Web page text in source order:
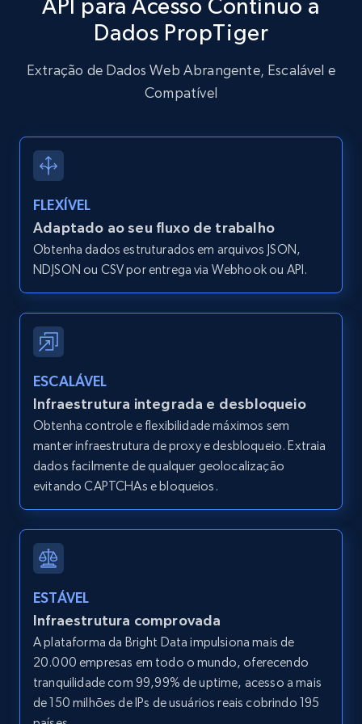
and more.
Search by parameters on zillow and use the
direct link as input
Zpid, City, State, HomeStatus, Address,
IsCurrentSignedInAgentResponsible, Bedrooms,
and more.
12.1K+ 1.3K+ Comece grátis
LinkedIn posts
URL, ID, User id, Use url, Title, Headline, Post
text, Date posted, and more.
11.3K+ 1.5K+ Comece grátis
URL
text, Date posted, and more.
11.3K+ 1.5K+ Comece grátis
API para Acesso Contínuo a
Dados PropTiger
Extração de Dados Web Abrangente, Escalável e
Compatível
FLEXÍVEL
Adaptado ao seu fluxo de trabalho
Obtenha dados estruturados em arquivos JSON,
NDJSON ou CSV por entrega via Webhook ou API.
ESCALÁVEL
Infraestrutura integrada e desbloqueio
Obtenha controle e flexibilidade máximos sem
manter infraestrutura de proxy e desbloqueio. Extraia
dados facilmente de qualquer geolocalização
evitando CAPTCHAs e bloqueios.
ESTÁVEL
Infraestrutura comprovada
A plataforma da Bright Data impulsiona mais de
20.000 empresas em todo o mundo, oferecendo
tranquilidade com 99,99% de uptime, acesso a mais
de 150 milhões de IPs de usuários reais cobrindo 195